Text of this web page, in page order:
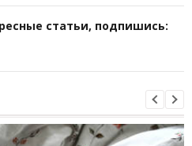
статьи, подпишись: